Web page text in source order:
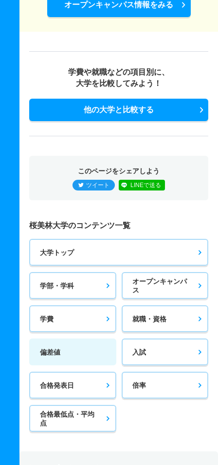
オープンキャンパス情報をみる
学費や就職などの項目別に、
大学を比較してみよう！
他の大学と比較する
このページをシェアしよう
ツイート LINEで送る
桜美林大学のコンテンツ一覧
大学トップ
学部・学科
オープンキャンパ
ス
学費 就職・資格
偏差値 入試
合格発表日 倍率
合格最低点・平均
点